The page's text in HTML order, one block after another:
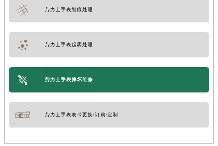
劳力士手表划痕处理
劳力士手表起雾处理
劳力士手表摔坏维修
劳力士手表表带更换/订购/定制